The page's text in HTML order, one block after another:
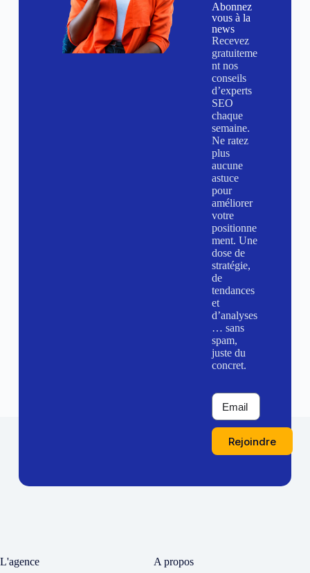
Abonnez
vous à la
news
Recevez
gratuiteme
nt nos
conseils
d’experts
SEO
chaque
semaine.
Ne ratez
plus
aucune
astuce
pour
améliorer
votre
positionne
ment. Une
dose de
stratégie,
de
tendances
et
d’analyses
… sans
spam,
juste du
concret.
Rejoindre
L'agence A propos